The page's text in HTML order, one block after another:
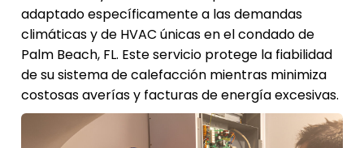
adaptado específicamente a las demandas
climáticas y de HVAC únicas en el condado de
Palm Beach, FL. Este servicio protege la fiabilidad
de su sistema de calefacción mientras minimiza
costosas averías y facturas de energía excesivas.